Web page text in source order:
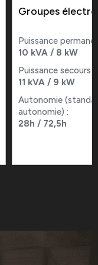
Groupes
Puissance
10 kVA / 8 kW
Puissance secours
11 kVA / 9 kW
Autonomie
autonomie) :
28h / 72,5h